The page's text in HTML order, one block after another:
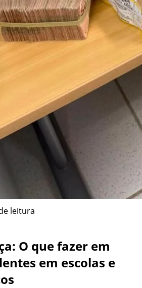
leitura
O que fazer em
em escolas e